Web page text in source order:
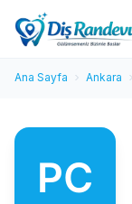
Ana Sayfa Ankara